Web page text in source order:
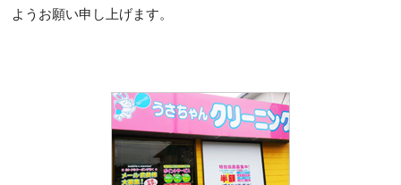
ようお願い申し上げます。